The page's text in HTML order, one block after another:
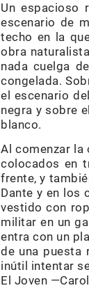
Un espacioso
escenario de
techo en la
obra
nada cuelga
congelada.
el escenario
negra y sobre
blanco.
Al comenzar la
colocados en
frente, y
Dante y en los
vestido con
militar en un
entra con un
de una puesta
inútil intentar
El Joven